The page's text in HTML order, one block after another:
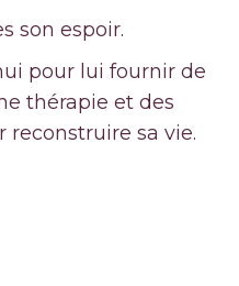
son espoir.
pour lui fournir de
thérapie et des
reconstruire sa vie.